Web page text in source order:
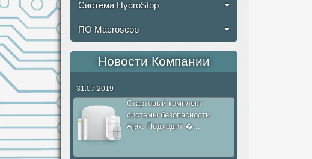
Система HydroStop
ПО Macroscop
Новости Компании
31.07.2019
Стартовый комплект
системы безопасности
Ajax. Подходит �...